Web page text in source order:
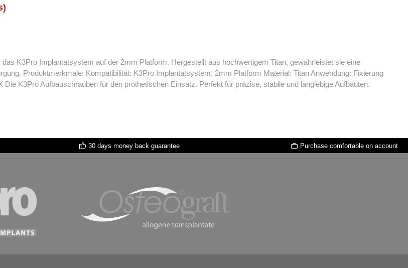
K3Pro Implantatsystem auf der 2mm Platform. Hergestellt aus hochwertigem Titan, gewährleistet sie eine
Platform Material: Titan Anwendung: Fixierung
2 Schrauben pro Packung Anschluss: 1,2 HEX Die K3Pro Aufbauschrauben für den prothetischen Einsatz. Perfekt für präzise, stabile und langlebige Aufbauten.
30 days money back guarantee Purchase comfortable on account